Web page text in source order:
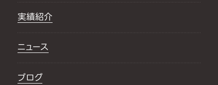
実績紹介
ニュース
ブログ